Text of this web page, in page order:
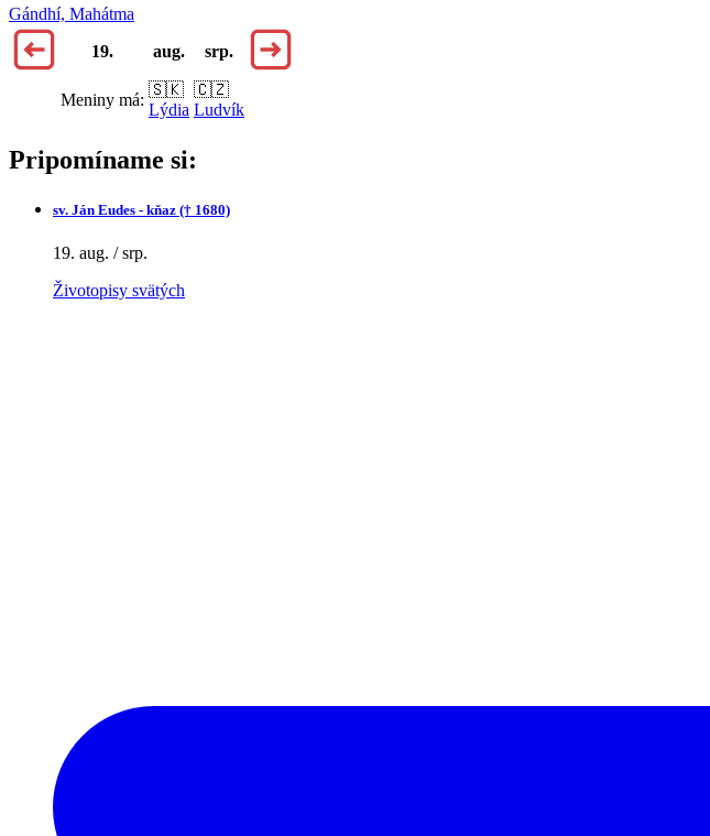
Gándhí, Mahátma
19.
aug. srp.
Meniny má:
🇸🇰
Lýdia
🇨🇿
Ludvík
Pripomíname si:
sv. Ján Eudes - kňaz († 1680)
19. aug. / srp.
Životopisy svätých